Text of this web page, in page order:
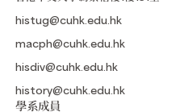
histug@cuhk.edu.hk
macph@cuhk.edu.hk
hisdiv@cuhk.edu.hk
history@cuhk.edu.hk
學系成員